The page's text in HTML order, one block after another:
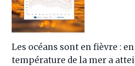
Les océans sont en fièvre :
température de la mer a